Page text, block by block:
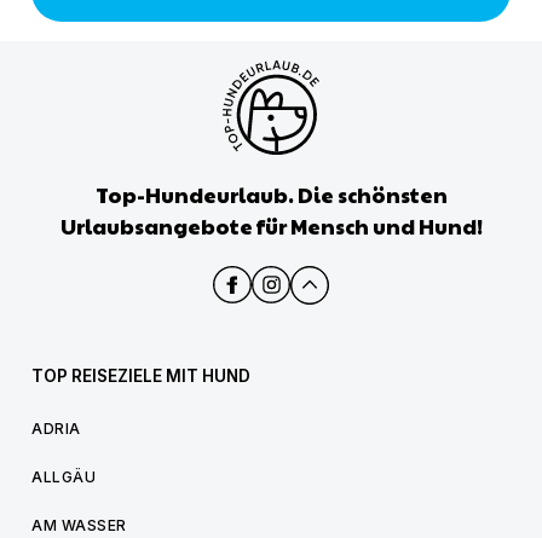
Top-Hundeurlaub. Die schönsten
Urlaubsangebote für Mensch und Hund!
TOP REISEZIELE MIT HUND
ADRIA
ALLGÄU
AM WASSER